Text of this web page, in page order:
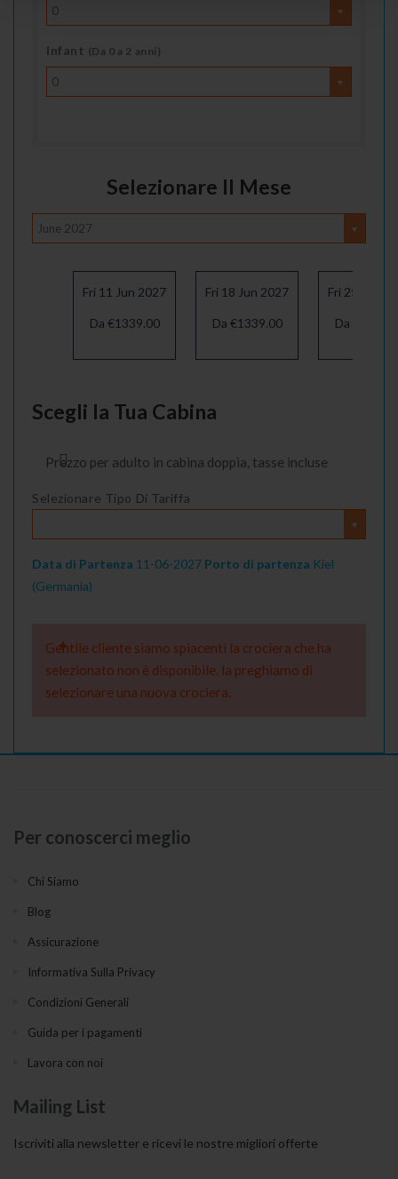
0
Infant (Da 0 a 2 anni)
0
Selezionare Il Mese
June 2027
Fri 11 Jun 2027
Da €1339.00
Fri 18 Jun 2027
Da €1339.00
Fri 25 Jun
Da
Scegli la Tua Cabina
Prezzo per adulto in cabina doppia, tasse incluse
Selezionare Tipo Di Tariffa
Data di Partenza 11-06-2027 Porto di partenza Kiel
(Germania)
Gentile cliente siamo spiacenti la crociera che ha
selezionato non è disponibile. la preghiamo di
selezionare una nuova crociera.
Per conoscerci meglio
Chi Siamo
Blog
Assicurazione
Informativa Sulla Privacy
Condizioni Generali
Guida per i pagamenti
Lavora con noi
Mailing List
Iscriviti alla newsletter e ricevi le nostre migliori offerte